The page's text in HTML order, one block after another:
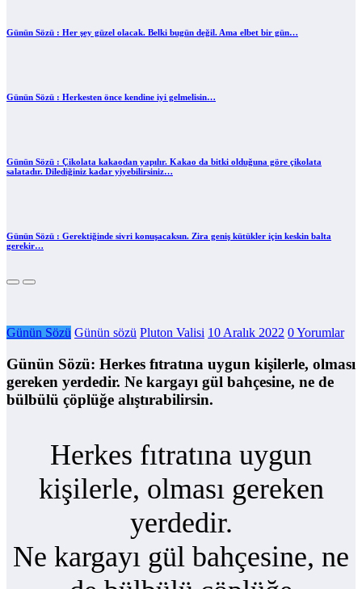
Günün Sözü : Her şey güzel olacak. Belki bugün değil. Ama elbet bir gün…
Günün Sözü : Herkesten önce kendine iyi gelmelisin…
Günün Sözü : Çikolata kakaodan yapılır. Kakao da bitki olduğuna göre çikolata
salatadır. Dilediğiniz kadar yiyebilirsiniz…
Günün Sözü : Gerektiğinde sivri konuşacaksın. Zira geniş kütükler için keskin balta
gerekir…
Günün Sözü Günün sözü Pluton Valisi 10 Aralık 2022 0 Yorumlar
Günün Sözü: Herkes fıtratına uygun kişilerle, olması
gereken yerdedir. Ne kargayı gül bahçesine, ne de
bülbülü çöplüğe alıştırabilirsin.
Herkes fıtratına uygun
kişilerle, olması gereken
yerdedir.
Ne kargayı gül bahçesine, ne